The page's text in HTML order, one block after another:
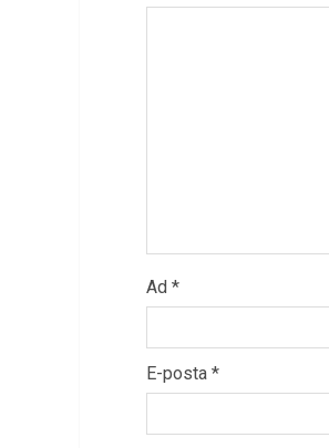
Ad *
E-posta *